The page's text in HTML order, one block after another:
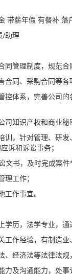
带薪年假 有餐补 落
/助理
同管理制度，规范
合同、采购合同等各
控体系，完善公司
司知识产权和商业秘
训，针对管理、研
诉和诉讼事务；
文书，及时完成案
理工作；
工作事宜。
学历，法学专业，通
工作经验，有制造
、经济法等法律法
力及沟通能力，处事